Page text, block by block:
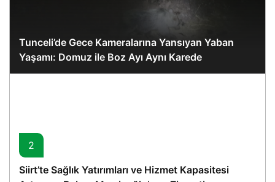
Tunceli’de Gece Kameralarına Yansıyan Yaban
Yaşamı: Domuz ile Boz Ayı Aynı Karede
2
Siirt’te Sağlık Yatırımları ve Hizmet Kapasitesi